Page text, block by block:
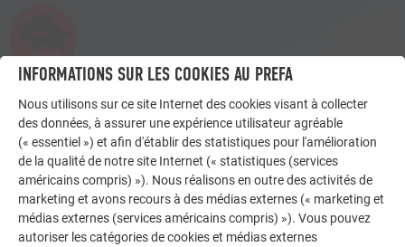
INFORMATIONS SUR LES COOKIES AU PREFA
Nous utilisons sur ce site Internet des cookies visant à collecter
des données, à assurer une expérience utilisateur agréable
(« essentiel ») et afin d'établir des statistiques pour l'amélioration
de la qualité de notre site Internet (« statistiques (services
américains compris) »). Nous réalisons en outre des activités de
marketing et avons recours à des médias externes (« marketing et
médias externes (services américains compris) »). Vous pouvez
autoriser les catégories de cookies et médias externes